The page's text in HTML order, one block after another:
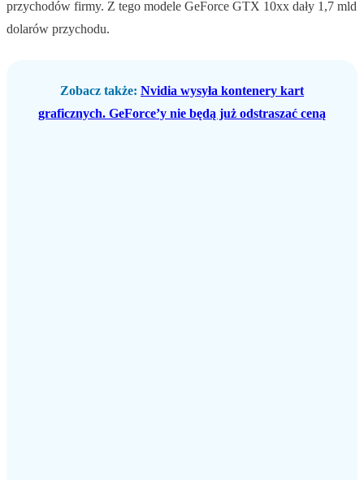
przychodów firmy. Z tego modele GeForce GTX 10xx dały 1,7 mld
dolarów przychodu.
Zobacz także: Nvidia wysyła kontenery kart
graficznych. GeForce’y nie będą już odstraszać ceną